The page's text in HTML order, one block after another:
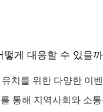
게 대응할 수 있을
치를 위한 다양한 이
통해 지역사회와 소